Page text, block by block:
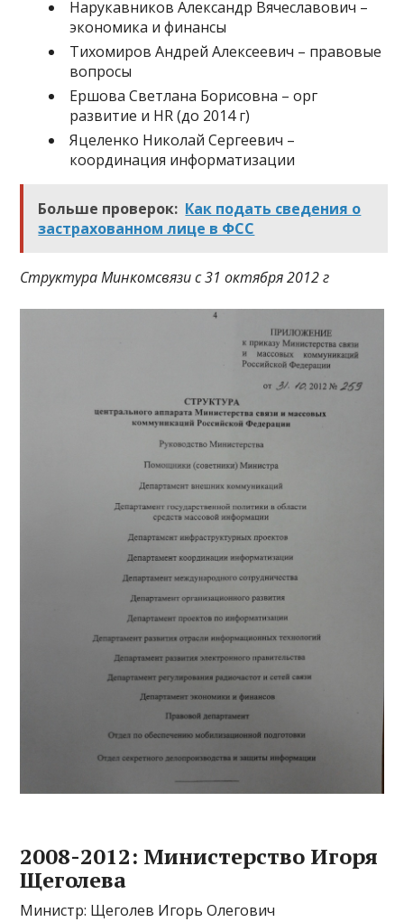
Нарукавников Александр Вячеславович –
экономика и финансы
Тихомиров Андрей Алексеевич – правовые
вопросы
Ершова Светлана Борисовна – орг
развитие и HR (до 2014 г)
Яцеленко Николай Сергеевич –
координация информатизации
Больше проверок: Как подать сведения о
застрахованном лице в ФСС
Структура Минкомсвязи с 31 октября 2012 г
2008-2012: Министерство Игоря
Щеголева
Министр: Щеголев Игорь Олегович